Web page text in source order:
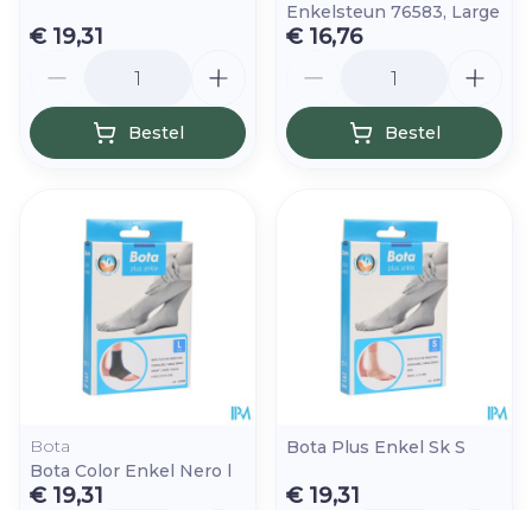
€ 19,31
Bestel
Enkelsteun 76583, Large
€ 16,76
Bestel
Bota
Bota Color Enkel Nero l
€ 19,31
Bota Plus Enkel Sk S
€ 19,31